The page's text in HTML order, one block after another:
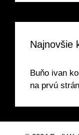
Najnovšie
Buňo ivan
na prvú